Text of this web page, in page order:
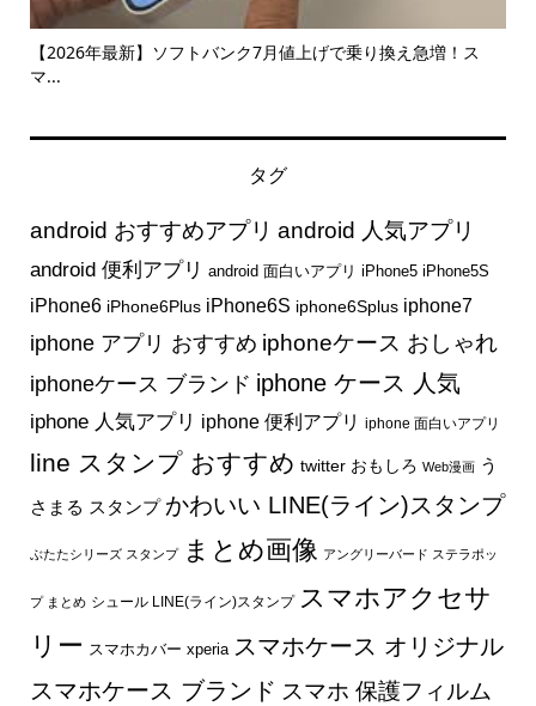
【2026年最新】ソフトバンク7月値上げで乗り換え急増！ス
マ...
タグ
android おすすめアプリ android 人気アプリ
android 便利アプリ android 面白いアプリ iPhone5 iPhone5S
iPhone6 iPhone6Plus iPhone6S iphone6Splus iphone7
iphone アプリ おすすめ iphoneケース おしゃれ
iphoneケース ブランド iphone ケース 人気
iphone 人気アプリ iphone 便利アプリ iphone 面白いアプリ
line スタンプ おすすめ twitter おもしろ Web漫画 う
さまる スタンプ かわいい LINE(ライン)スタンプ
ぶたたシリーズ スタンプ まとめ画像 アングリーバード ステラポッ
プ まとめ シュール LINE(ライン)スタンプ スマホアクセサ
リー スマホカバー xperia スマホケース オリジナル
スマホケース ブランド スマホ 保護フィルム